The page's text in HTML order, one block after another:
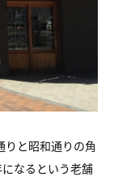
りと昭和通りの角
なるという老舗